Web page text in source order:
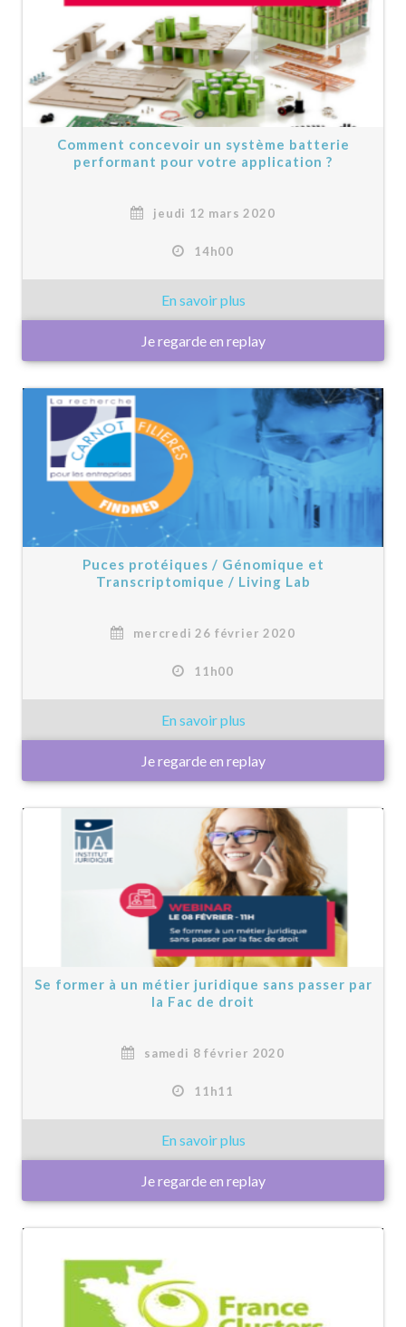
Comment concevoir un système batterie
performant pour votre application ?
jeudi 12 mars 2020
14h00
Je regarde en replay
Puces protéiques / Génomique et
Transcriptomique / Living Lab
mercredi 26 février 2020
11h00
Je regarde en replay
Se former à un métier juridique sans passer par
la Fac de droit
samedi 8 février 2020
11h11
Je regarde en replay